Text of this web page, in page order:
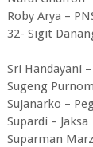
Roby Arya –
32- Sigit
Sri Handayani
Sugeng
Sujanarko –
Supardi – Jaksa
Suparman